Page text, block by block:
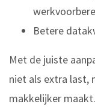
Betere
Met de juiste
niet als extra last,
makkelijker maakt.